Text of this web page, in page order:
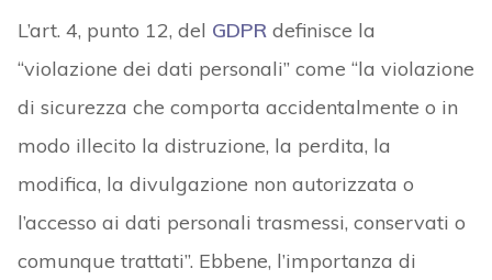
L’art. 4, punto 12, del GDPRdefinisce la
“violazione dei dati personali” come “la violazione
di sicurezza che comporta accidentalmente o in
modo illecito la distruzione, la perdita, la
modifica, la divulgazione non autorizzata o
l’accesso ai dati personali trasmessi, conservati o
comunque trattati”. Ebbene, l’importanza di